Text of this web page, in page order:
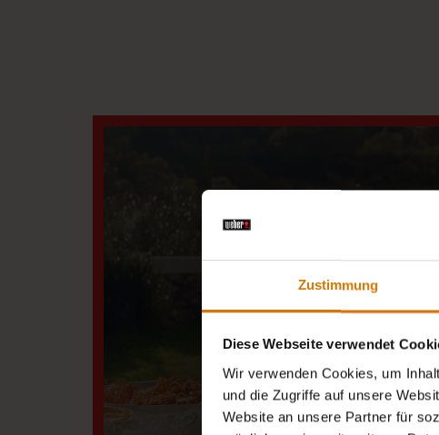
Zustimmung
Diese Webseite verwendet
Wir verwenden Cookies, um
und die Zugriffe auf unsere
Website an unsere Partner für
NIMM